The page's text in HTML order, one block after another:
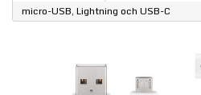
micro-USB, Lightning och USB-C